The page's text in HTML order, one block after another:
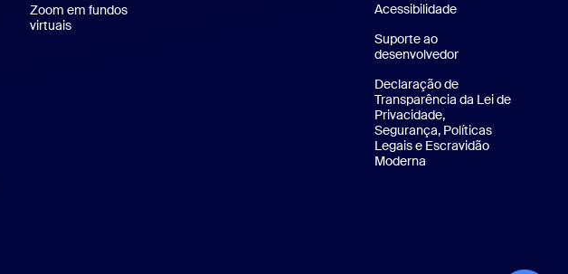
Zoom em fundos
virtuaisPlanos de fundo virtuais da Zoom
Acessibilidade
Suporte ao
desenvolvedor
Declaração de
Transparência da Lei de
Privacidade,
Segurança, Políticas
Legais e Escravidão
Moderna